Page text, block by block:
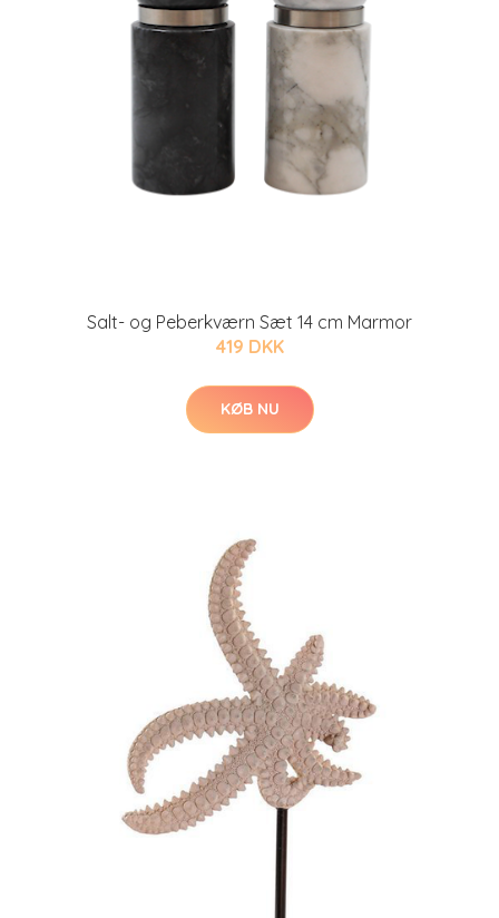
Salt- og Peberkværn Sæt 14 cm Marmor
419 DKK
KØB NU